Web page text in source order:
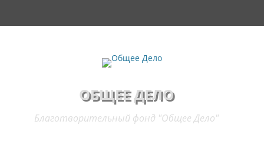
ОБЩЕЕ ДЕЛО
Благотворительный фонд "Общее Дело"